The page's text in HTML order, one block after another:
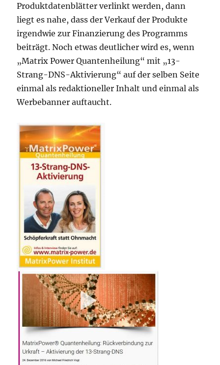
Produktdatenblätter verlinkt werden, dann
liegt es nahe, dass der Verkauf der Produkte
irgendwie zur Finanzierung des Programms
beiträgt. Noch etwas deutlicher wird es, wenn
„Matrix Power Quantenheilung“ mit „13-
Strang-DNS-Aktivierung“ auf der selben Seite
einmal als redaktioneller Inhalt und einmal als
Werbebanner auftaucht.